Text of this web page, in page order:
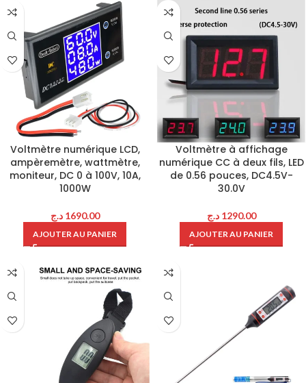
Voltmètre numérique LCD,
ampèremètre, wattmètre,
moniteur, DC 0 à 100V, 10A,
1000W
1690.00 د.ج
AJOUTER AU PANIER
Voltmètre à affichage
numérique CC à deux fils, LED
de 0.56 pouces, DC4.5V-
30.0V
1290.00 د.ج
AJOUTER AU PANIER